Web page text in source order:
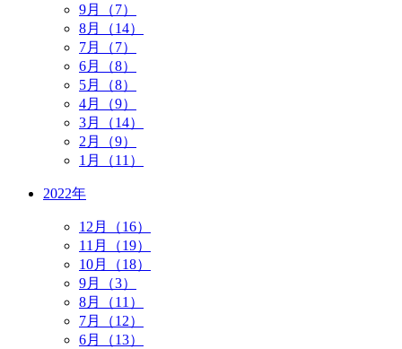
9月（7）
8月（14）
7月（7）
6月（8）
5月（8）
4月（9）
3月（14）
2月（9）
1月（11）
2022年
12月（16）
11月（19）
10月（18）
9月（3）
8月（11）
7月（12）
6月（13）